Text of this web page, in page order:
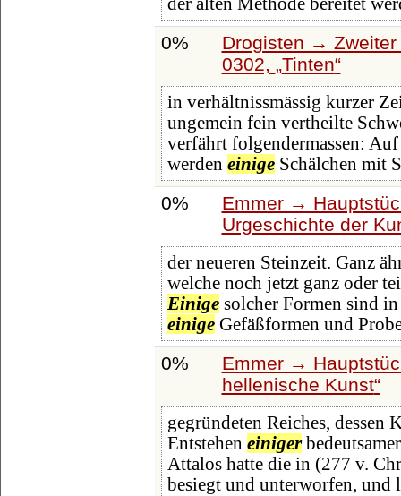
0%
Drogisten →
0302,
Tinten
in verhältnissmässig kurzer
ungemein fein vertheilte
verfährt folgendermassen:
werden einigeSchälchen mit
0%
Emmer →
Urgeschichte der
der neueren Steinzeit. Ganz
welche noch jetzt ganz oder
Einigesolcher Formen sind
einigeGefäßformen und
0%
Emmer →
hellenische Kunst
gegründeten Reiches, dessen
Entstehen einiger
Attalos hatte die in (277 v.
besiegt und unterworfen, und